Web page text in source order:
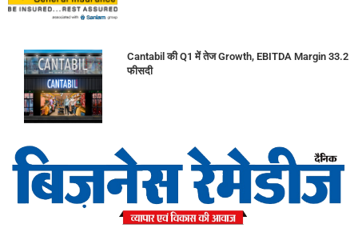
Cantabil की Q1 में तेज Growth, EBITDA Margin 33.2
फीसदी